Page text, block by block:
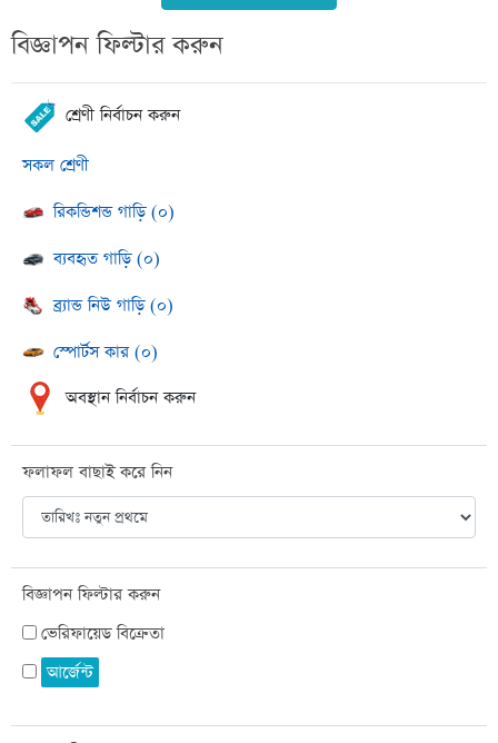
বিজ্ঞাপন ফিল্টার করুন
শ্রেণী নির্বাচন করুন
সকল শ্রেণী
রিকন্ডিশন্ড গাড়ি (০)
ব্যবহৃত গাড়ি (০)
ব্র্যান্ড নিউ গাড়ি (০)
স্পোর্টস কার (০)
অবস্থান নির্বাচন করুন
ফলাফল বাছাই করে নিন
বিজ্ঞাপন ফিল্টার করুন
ভেরিফায়েড বিক্রেতা
আর্জেন্ট